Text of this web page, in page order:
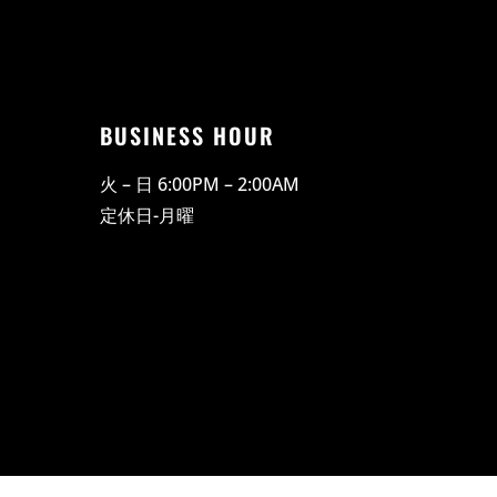
BUSINESS HOUR
火 – 日 6:00PM – 2:00AM
​定休日-月曜